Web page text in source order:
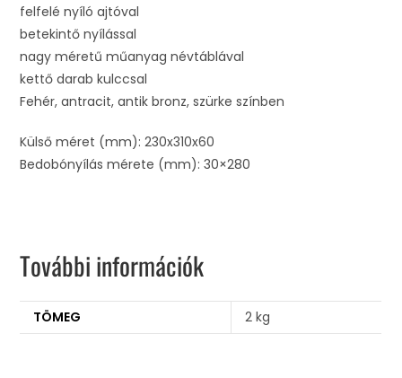
felfelé nyíló ajtóval
betekintő nyílással
nagy méretű műanyag névtáblával
kettő darab kulccsal
Fehér, antracit, antik bronz, szürke színben
Külső méret (mm): 230x310x60
Bedobónyílás mérete (mm): 30×280
További információk
TÖMEG 2 kg